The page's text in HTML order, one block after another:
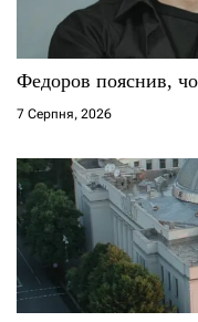
Федоров пояснив,
7 Серпня, 2026